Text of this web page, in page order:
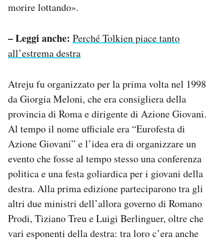
morire lottando».
– Leggi anche: Perché Tolkien piace tanto
all’estrema destra
Atreju fu organizzato per la prima volta nel 1998
da Giorgia Meloni, che era consigliera della
provincia di Roma e dirigente di Azione Giovani.
Al tempo il nome ufficiale era “Eurofesta di
Azione Giovani” e l’idea era di organizzare un
evento che fosse al tempo stesso una conferenza
politica e una festa goliardica per i giovani della
destra. Alla prima edizione parteciparono tra gli
altri due ministri dell’allora governo di Romano
Prodi, Tiziano Treu e Luigi Berlinguer, oltre che
vari esponenti della destra: tra loro c’era anche